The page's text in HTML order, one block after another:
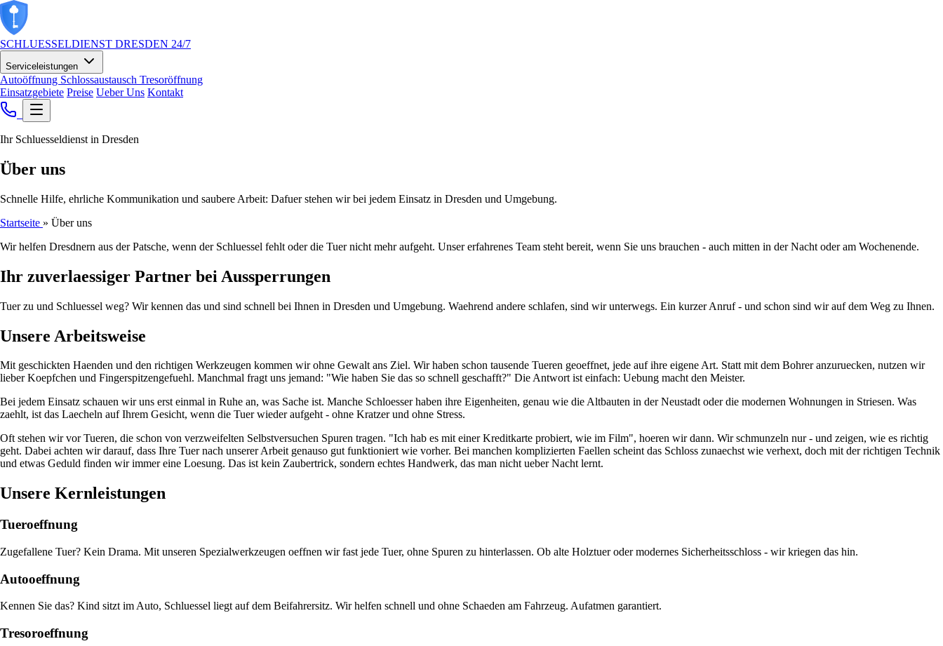
Skip
to
content
SCHLUESSELDIENST DRESDEN 24/7
Serviceleistungen
Autoöffnung Schlossaustausch Tresoröffnung
Einsatzgebiete Preise Ueber Uns Kontakt
Ihr Schluesseldienst in Dresden
Über uns
Schnelle Hilfe, ehrliche Kommunikation und saubere Arbeit: Dafuer stehen wir bei jedem Einsatz in Dresden und Umgebung.
Startseite » Über uns
Wir helfen Dresdnern aus der Patsche, wenn der Schluessel fehlt oder die Tuer nicht mehr aufgeht. Unser erfahrenes Team steht bereit, wenn Sie uns brauchen - auch mitten in der Nacht oder am Wochenende.
Ihr zuverlaessiger Partner bei Aussperrungen
Tuer zu und Schluessel weg? Wir kennen das und sind schnell bei Ihnen in Dresden und Umgebung. Waehrend andere schlafen, sind wir unterwegs. Ein kurzer Anruf - und schon sind wir auf dem Weg zu Ihnen.
Unsere Arbeitsweise
Mit geschickten Haenden und den richtigen Werkzeugen kommen wir ohne Gewalt ans Ziel. Wir haben schon tausende Tueren geoeffnet, jede auf ihre eigene Art. Statt mit dem Bohrer anzuruecken, nutzen wir
lieber Koepfchen und Fingerspitzengefuehl. Manchmal fragt uns jemand: "Wie haben Sie das so schnell geschafft?" Die Antwort ist einfach: Uebung macht den Meister.
Bei jedem Einsatz schauen wir uns erst einmal in Ruhe an, was Sache ist. Manche Schloesser haben ihre Eigenheiten, genau wie die Altbauten in der Neustadt oder die modernen Wohnungen in Striesen. Was
zaehlt, ist das Laecheln auf Ihrem Gesicht, wenn die Tuer wieder aufgeht - ohne Kratzer und ohne Stress.
Oft stehen wir vor Tueren, die schon von verzweifelten Selbstversuchen Spuren tragen. "Ich hab es mit einer Kreditkarte probiert, wie im Film", hoeren wir dann. Wir schmunzeln nur - und zeigen, wie es richtig
geht. Dabei achten wir darauf, dass Ihre Tuer nach unserer Arbeit genauso gut funktioniert wie vorher. Bei manchen komplizierten Faellen scheint das Schloss zunaechst wie verhext, doch mit der richtigen Technik
und etwas Geduld finden wir immer eine Loesung. Das ist kein Zaubertrick, sondern echtes Handwerk, das man nicht ueber Nacht lernt.
Unsere Kernleistungen
Tueroeffnung
Zugefallene Tuer? Kein Drama. Mit unseren Spezialwerkzeugen oeffnen wir fast jede Tuer, ohne Spuren zu hinterlassen. Ob alte Holztuer oder modernes Sicherheitsschloss - wir kriegen das hin.
Autooeffnung
Kennen Sie das? Kind sitzt im Auto, Schluessel liegt auf dem Beifahrersitz. Wir helfen schnell und ohne Schaeden am Fahrzeug. Aufatmen garantiert.
Tresoroeffnung